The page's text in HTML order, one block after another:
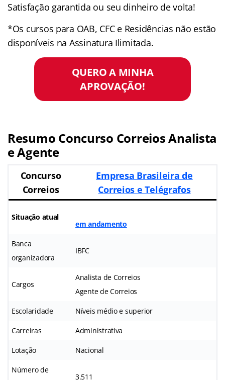
Satisfação garantida ou seu dinheiro de volta!
*Os cursos para OAB, CFC e Residências não estão
disponíveis na Assinatura Ilimitada.
QUERO A MINHA
APROVAÇÃO!
Resumo Concurso Correios Analista
e Agente
Concurso
Correios
Empresa Brasileira de
Correios e Telégrafos
Situação atual
em andamento
Banca
organizadora
IBFC
Cargos
Analista de Correios
Agente de Correios
Escolaridade Níveis médio e superior
Carreiras Administrativa
Lotação Nacional
Número de
3.511